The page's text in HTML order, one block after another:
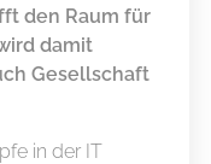
den Raum für
damit
Gesellschaft
in der IT